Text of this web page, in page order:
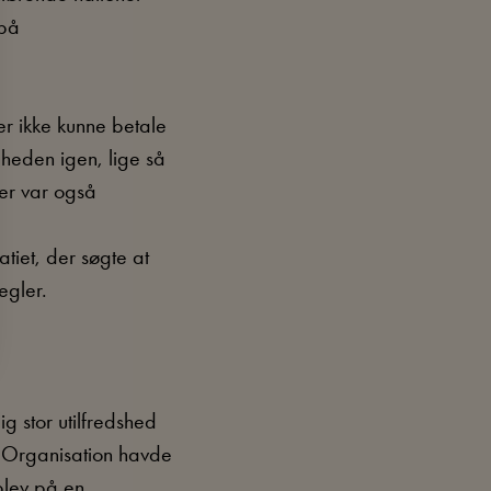
ikke kunne betale
igen, lige så
var også
der søgte at
stor utilfredshed
havde